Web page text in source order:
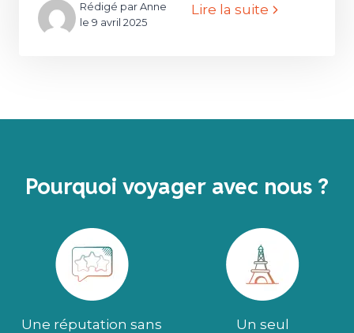
Rédigé par Anne
le 9 avril 2025
Lire la suite
Pourquoi voyager avec nous ?
Une réputation sans
Un seul